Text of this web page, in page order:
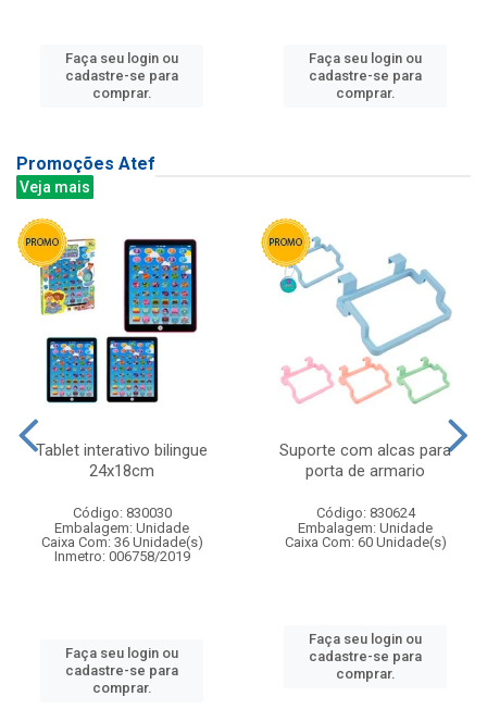
Faça seu login ou
cadastre-se para
comprar.
Faça seu login ou
cadastre-se para
comprar.
Promoções Atef
Veja mais
Tablet interativo bilingue
24x18cm
Código: 830030
Embalagem: Unidade
Caixa Com: 36 Unidade(s)
Inmetro: 006758/2019
Faça seu login ou
cadastre-se para
comprar.
Suporte com alcas para
porta de armario
Código: 830624
Embalagem: Unidade
Caixa Com: 60 Unidade(s)
Faça seu login ou
cadastre-se para
comprar.